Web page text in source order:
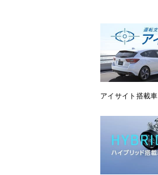
アイサイト搭載車